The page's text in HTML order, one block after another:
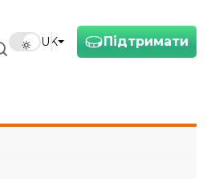
Підтримати
UK